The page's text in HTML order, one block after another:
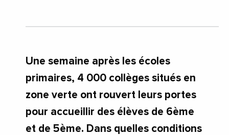
Une semaine après les écoles
primaires, 4 000 collèges situés en
zone verte ont rouvert leurs portes
pour accueillir des élèves de 6ème
et de 5ème. Dans quelles conditions